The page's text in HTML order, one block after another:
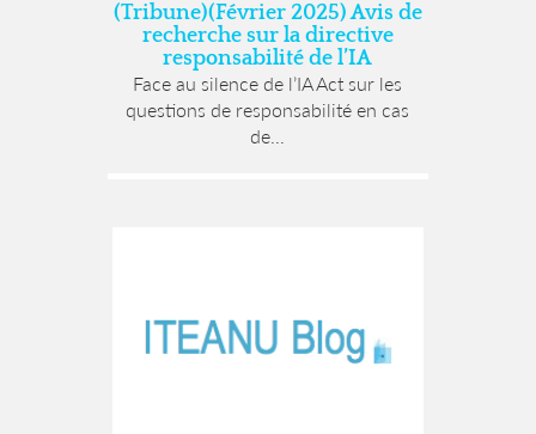
(Tribune)(Février 2025) Avis de
recherche sur la directive
responsabilité de l’IA
Face au silence de l’IA Act sur les
questions de responsabilité en cas
de...